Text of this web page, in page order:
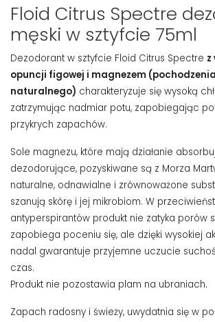
Floid Citrus Spectre
męski w sztyfcie 75ml
Dezodorant w sztyfcie Floid Citrus Spectre z
opuncji figowej i magnezem (pochodzenia
naturalnego) charakteryzuje się wysoką
zatrzymując nadmiar potu, zapobiegając
przykrych zapachów.
Sole magnezu, które mają działanie
dezodorujące, pozyskiwane są z Morza
naturalne, odnawialne i zrównoważone
szanują skórę i jej mikrobiom. W
antyperspirantów produkt nie zatyka porów
zapobiega poceniu się, ale dzięki wysokiej
nadal gwarantuje przyjemne uczucie
czas.
Produkt nie pozostawia plam na ubraniach.
Zapach radosny i świeży, uwydatnia się w